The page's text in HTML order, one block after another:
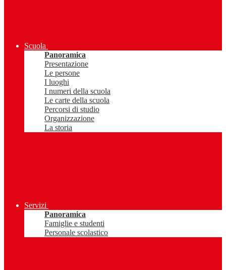
Scuola
Panoramica
Presentazione
Le persone
I luoghi
I numeri della scuola
Le carte della scuola
Percorsi di studio
Organizzazione
La storia
Servizi
Panoramica
Famiglie e studenti
Personale scolastico